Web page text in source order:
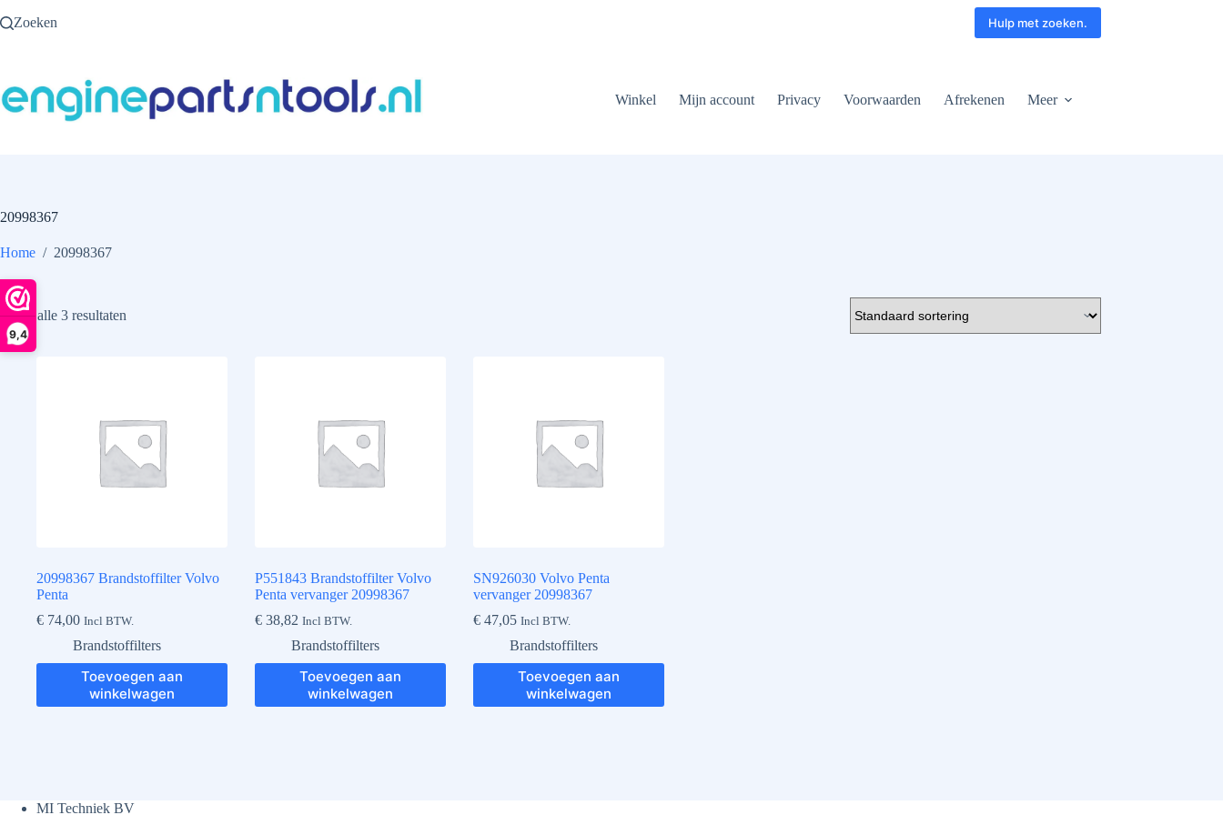
9,4
naarZoeken Hulp met zoeken.
Winkel Mijn account Privacy Voorwaarden Afrekenen Meer
20998367
Home / 20998367
Toont alle 3 resultaten
20998367 Brandstoffilter Volvo
Penta
€ 74,00 Incl BTW.
Brandstoffilters
Toevoegen aan
winkelwagen
P551843 Brandstoffilter Volvo
Penta vervanger 20998367
€38,82 Incl BTW.
Brandstoffilters
Toevoegen aan
winkelwagen
SN926030 Volvo Penta
vervanger 20998367
€47,05 Incl BTW.
Brandstoffilters
Toevoegen aan
winkelwagen
MI Techniek BV